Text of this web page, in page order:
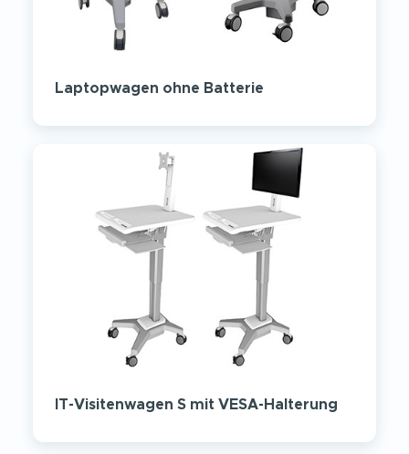
Laptopwagen ohne Batterie
IT-Visitenwagen S mit VESA-Halterung